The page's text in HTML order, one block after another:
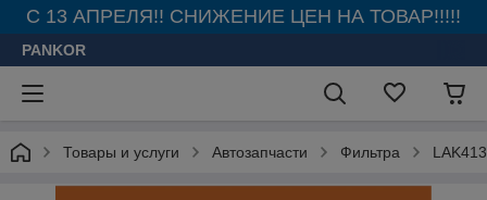
С 13 АПРЕЛЯ!! СНИЖЕНИЕ ЦЕН НА ТОВАР!!!!!
PANKOR
Товары и услуги Автозапчасти Фильтра